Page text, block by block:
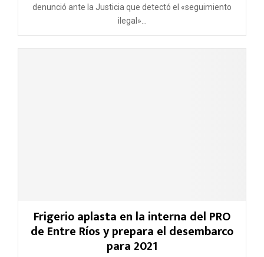
denunció ante la Justicia que detectó el «seguimiento
ilegal»...
Frigerio aplasta en la interna del PRO
de Entre Ríos y prepara el desembarco
para 2021